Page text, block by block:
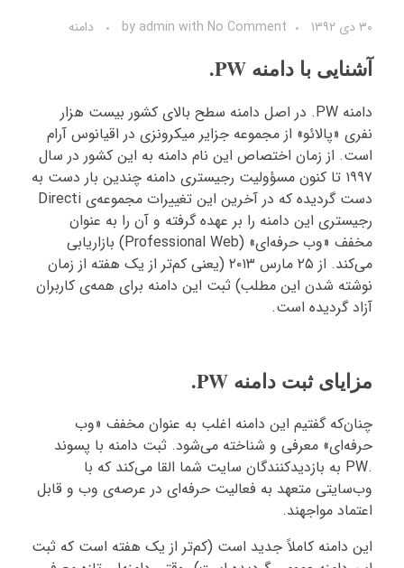
۳۰ دی ۱۳۹۲ by admin with No Comment دامنه
آشنایی با دامنه PW.
دامنه PW. در اصل دامنه سطح بالای کشور بیست هزار
نفری «پالائو» از مجموعه جزایر میکرونزی در اقیانوس آرام
است. از زمان اختصاص این نام دامنه به این کشور در سال
۱۹۹۷ تا کنون مسؤولیت رجیستری دامنه چندین بار دست به
دست گردیده که در آخرین این تغییرات مجموعه‌ی Directi
رجیستری این دامنه را بر عهده گرفته و آن را به عنوان
مخفف «وب حرفه‌ای» (Professional Web) بازاریابی
می‌کند. از ۲۵ مارس ۲۰۱۳ (یعنی کم‌تر از یک هفته از زمان
نوشته شدن این مطلب) ثبت این دامنه برای همه‌ی کاربران
آزاد گردیده است.
مزایای ثبت دامنه PW.
چنان‌که گفتیم این دامنه اغلب به عنوان مخفف «وب
حرفه‌ای» معرفی و شناخته می‌شود. ثبت دامنه با پسوند
.PW به بازدیدکنندگان سایت شما القا می‌کند که با
وب‌سایتی متعهد به فعالیت حرفه‌ای در عرصه‌ی وب و قابل
اعتماد مواجهند.
این دامنه کاملاً جدید است (کم‌تر از یک هفته است که ثبت